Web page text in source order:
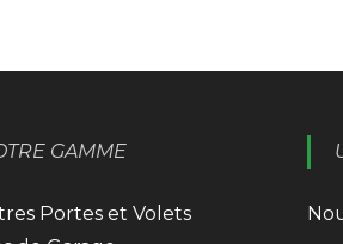
GAMME
Portes et Volets